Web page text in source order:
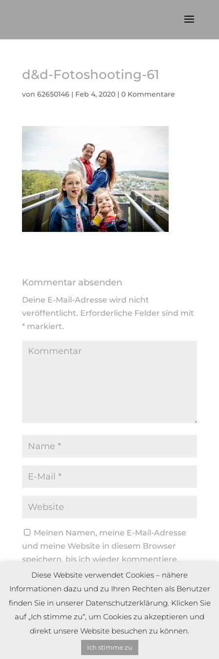
d&d-Fotoshooting-61
von 62650146| Feb 4, 2020| 0 Kommentare
Kommentar absenden
Deine E-Mail-Adresse wird nicht
veröffentlicht. Erforderliche Felder sind mit
*markiert.
Meinen Namen, meine E-Mail-Adresse
und meine Website in diesem Browser
speichern, bis ich wieder kommentiere.
Copyright by Dennis Meier
Diese Website verwendet Cookies – nähere
Informationen dazu und zu Ihren Rechten als Benutzer
finden Sie in unserer Datenschutzerklärung. Klicken Sie
auf „Ich stimme zu“, um Cookies zu akzeptieren und
direkt unsere Website besuchen zu können.
Ich stimme zu